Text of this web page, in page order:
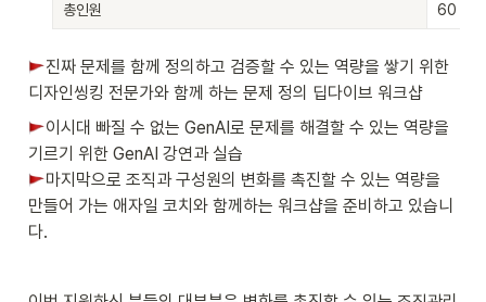
총인원 60
진짜 문제를 함께 정의하고 검증할 수 있는 역량을 쌓기 위한
디자인씽킹 전문가와 함께 하는 문제 정의 딥다이브 워크샵
이시대 빠질 수 없는 GenAI로 문제를 해결할 수 있는 역량을
마지막으로 조직과 구성원의 변화를 촉진할 수 있는 역량을
만들어 가는 애자일 코치와 함께하는 워크샵을 준비하고 있습니
다.